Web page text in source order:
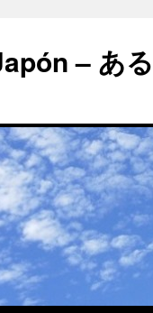
– あ